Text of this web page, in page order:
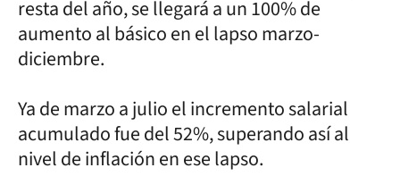
resta del año, se llegará a un 100% de
aumento al básico en el lapso marzo-
diciembre.
Ya de marzo a julio el incremento salarial
acumulado fue del 52%, superando así al
nivel de inflación en ese lapso.